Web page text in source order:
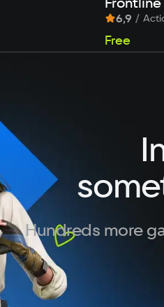
6,9 /
Free
Hundreds more